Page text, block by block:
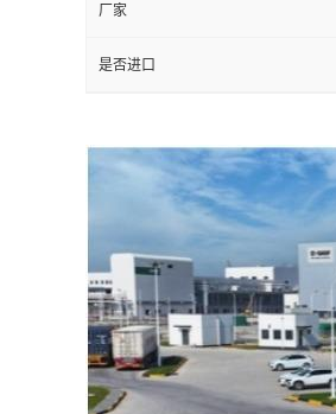
厂家
是否进口